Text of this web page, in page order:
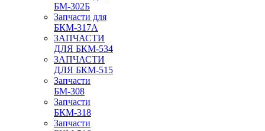
БМ-302Б
Запчасти для
БКМ-317А
ЗАПЧАСТИ
ДЛЯ БКМ-534
ЗАПЧАСТИ
ДЛЯ БКМ-515
Запчасти
БМ-308
Запчасти
БКМ-318
Запчасти